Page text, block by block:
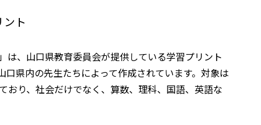
ト
は、山口県教育委員会が提供している学習プリント
口県内の先生たちによって作成されています。対象は
おり、社会だけでなく、算数、理科、国語、英語な